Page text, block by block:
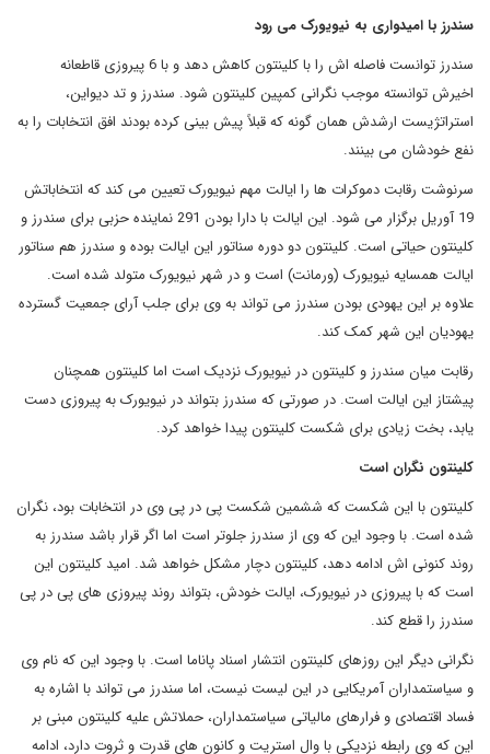
سندرز با امیدواری به نیویورک می رود
سندرز توانست فاصله اش را با کلینتون کاهش دهد و با 6 پیروزی قاطعانه
اخیرش توانسته موجب نگرانی کمپین کلینتون شود. سندرز و تد دیواین،
استراتژیست ارشدش همان گونه که قبلاً پیش بینی کرده بودند افق انتخابات را به
نفع خودشان می بینند.
سرنوشت رقابت دموکرات ها را ایالت مهم نیویورک تعیین می کند که انتخاباتش
19 آوریل برگزار می شود. این ایالت با دارا بودن 291 نماینده حزبی برای سندرز و
کلینتون حیاتی است. کلینتون دو دوره سناتور این ایالت بوده و سندرز هم سناتور
ایالت همسایه نیویورک (ورمانت) است و در شهر نیویورک متولد شده است.
علاوه بر این یهودی بودن سندرز می تواند به وی برای جلب آرای جمعیت گسترده
یهودیان این شهر کمک کند.
رقابت میان سندرز و کلینتون در نیویورک نزدیک است اما کلینتون همچنان
پیشتاز این ایالت است. در صورتی که سندرز بتواند در نیویورک به پیروزی دست
یابد، بخت زیادی برای شکست کلینتون پیدا خواهد کرد.
کلینتون نگران است
کلینتون با این شکست که ششمین شکست پی در پی وی در انتخابات بود، نگران
شده است. با وجود این که وی از سندرز جلوتر است اما اگر قرار باشد سندرز به
روند کنونی اش ادامه دهد، کلینتون دچار مشکل خواهد شد. امید کلینتون این
است که با پیروزی در نیویورک، ایالت خودش، بتواند روند پیروزی های پی در پی
سندرز را قطع کند.
نگرانی دیگر این روزهای کلینتون انتشار اسناد پاناما است. با وجود این که نام وی
و سیاستمداران آمریکایی در این لیست نیست، اما سندرز می تواند با اشاره به
فساد اقتصادی و فرارهای مالیاتی سیاستمداران، حملاتش علیه کلینتون مبنی بر
این که وی رابطه نزدیکی با وال استریت و کانون های قدرت و ثروت دارد، ادامه